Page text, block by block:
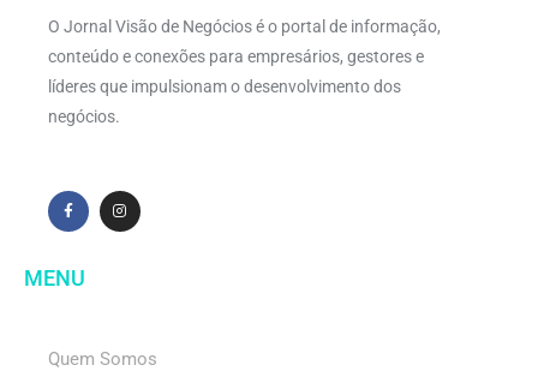
O Jornal Visão de Negócios é o portal de informação,
conteúdo e conexões para empresários, gestores e
líderes que impulsionam o desenvolvimento dos
negócios.
MENU
Quem Somos